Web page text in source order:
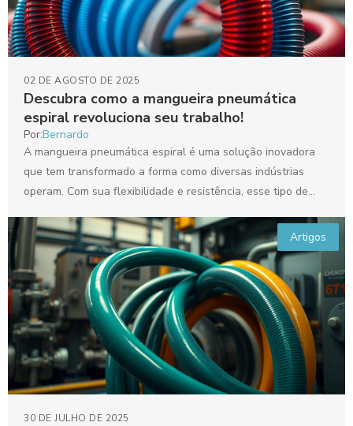
Descubra como a mangueira pneumática
espiral revoluciona seu trabalho!
02 DE AGOSTO DE 2025
Por:Bernardo
A mangueira pneumática espiral é uma solução inovadora
que tem transformado a forma como diversas indústrias
operam. Com sua flexibilidade e resistência, esse tipo de...
Artigos
30 DE JULHO DE 2025